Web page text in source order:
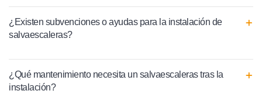
¿Existen subvenciones o ayudas para la instalación de
salvaescaleras?
¿Qué mantenimiento necesita un salvaescaleras tras la
instalación?